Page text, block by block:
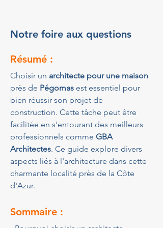
Notre foire aux questions
Résumé :
Choisir un architecte pour une maison
près de Pégomas est essentiel pour
bien réussir son projet de
construction. Cette tâche peut être
facilitée en s'entourant des meilleurs
professionnels comme GBA
Architectes. Ce guide explore divers
aspects liés à l'architecture dans cette
charmante localité près de la Côte
d'Azur.
Sommaire :